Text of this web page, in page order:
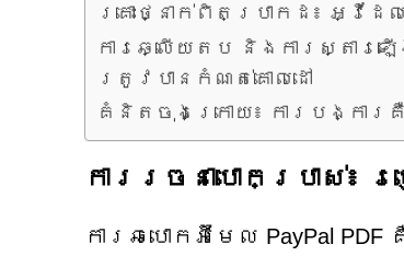
គ្រោះថ្នាក់ពិតប្រាកដ៖ អ្វី
ការឆ្លើយតប និងការស្តារ
ត្រូវបានកំណត់គោលដៅ
គំនិតចុងក្រោយ៖ ការបង្ការគឺ
ការរចនាបោកប្រាស់៖ រ
ការឆបោកអ៊ីមែល PayPal